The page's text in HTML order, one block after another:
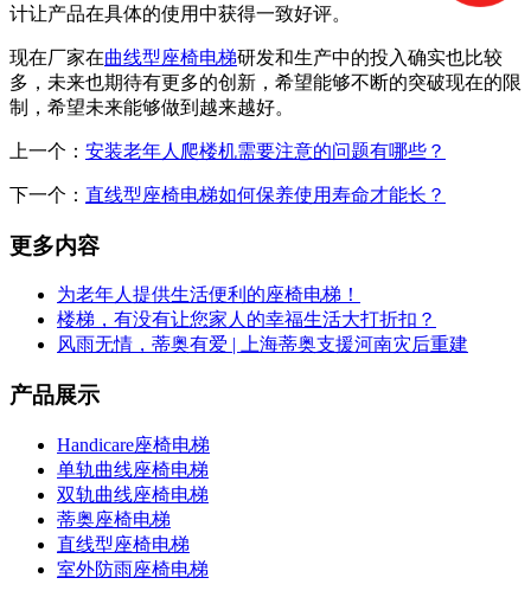
计让产品在具体的使用中获得一致好评。
现在厂家在曲线型座椅电梯研发和生产中的投入确实也比较
多，未来也期待有更多的创新，希望能够不断的突破现在的限
制，希望未来能够做到越来越好。
上一个： 安装老年人爬楼机需要注意的问题有哪些？
下一个： 直线型座椅电梯如何保养使用寿命才能长？
更多内容
为老年人提供生活便利的座椅电梯！
楼梯，有没有让您家人的幸福生活大打折扣？
风雨无情，蒂奥有爱 | 上海蒂奥支援河南灾后重建
产品展示
Handicare座椅电梯
单轨曲线座椅电梯
双轨曲线座椅电梯
蒂奥座椅电梯
直线型座椅电梯
室外防雨座椅电梯